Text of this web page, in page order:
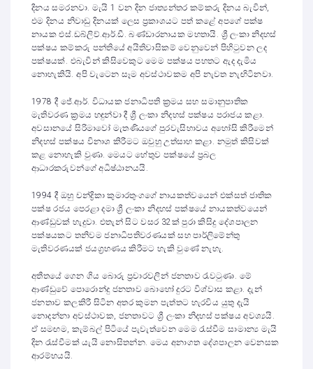
දිනය සමරනවා. මැයි 1 වන දින ජාත්‍යන්තර කම්කරු දිනය බැවින්,
එම දිනය නිවාඩු දිනයක් ලෙස ප්‍රකාශයට පත් කළේ අපගේ පක්ෂ
නායක එස්.ඩබ්ලිව්.ආර්.ඩී. බණ්ඩාරනායක මහතායි. ශ්‍රී ලංකා නිදහස්
පක්ෂය කම්කරු පන්තියේ අයිතිවාසිකම් වෙනුවෙන් පිහිටුවන ලද
පක්ෂයක්. එබැවින් කිසිවෙකුට මෙම පක්ෂය පහතට ඇද දැමිය
නොහැකියි. අපි වැටෙන සෑම අවස්ථාවකම අපි නැවත නැඟිටිනවා.
1978 දී ජේ.ආර්. විධායක ජනාධිපති ක්‍රමය සහ සමානුපාතික
මැතිවරණ ක්‍රමය හඳුන්වා දී ශ්‍රී ලංකා නිදහස් පක්ෂය පරාජය කළා.
අවසානයේ සිරිමාවෝ මැතණියගේ පුරවැසිභාවය අහෝසි කිරීමෙන්
නිදහස් පක්ෂය විනාශ කිරීමට ඔවුහු උත්සාහ කළා. නමුත් කිසිවක්
කළ නොහැකි වුණා. මෙයට හේතුව පක්ෂයේ ප්‍රබල
ආධාරකරුවන්ගේ අධිෂ්ඨානයයි.
1994 දී ඔහු චන්ද්‍රිකා කුමාරතුංගගේ නායකත්වයෙන් එක්සත් ජාතික
පක්ෂ රජය පෙරළා දමා ශ්‍රී ලංකා නිදහස් පක්ෂයේ නායකත්වයෙන්
ආණ්ඩුවක් හැදුවා. එතැන් සිට වසර 32ක් පුරා කිසිදු දේශපාලන
පක්ෂයකට තනිවම ජනාධිපතිවරණයක් සහ පාර්ලිමේන්තු
මැතිවරණයක් ජයග්‍රහණය කිරීමට හැකි වුණේ නැහැ.
අතීතයේ ගෙන ගිය බොරු ප්‍රචාරවලින් ජනතාව රැවටුණා. මේ
ආණ්ඩුවේ පොරොන්දු ජනතාව බොහෝ දුරට විශ්වාස කළා. දැන්
ජනතාව කලකිරී සිටින අතර කුමන පැත්තට හැරවිය යුතු දැයි
නොදන්නා අවස්ථාවක, ජනතාවට ශ්‍රී ලංකා නිදහස් පක්ෂය අවශ්‍යයි.
ඒ සමඟම, කැම්බල් පිටියේ පැවැත්වෙන මෙම රැස්වීම සාමාන්‍ය මැයි
දින රැස්වීමක් යැයි නොසිතන්න. මෙය අනාගත දේශපාලන වෙනසක
ආරම්භයයි.